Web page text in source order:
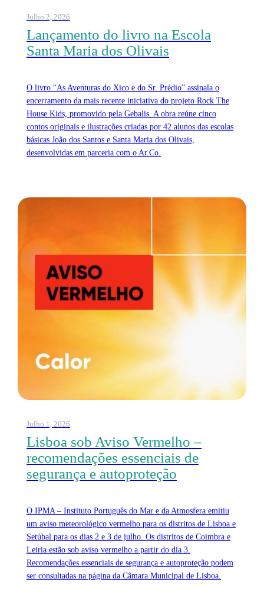
Julho 2, 2026
Lançamento do livro na Escola
Santa Maria dos Olivais
O livro “As Aventuras do Xico e do Sr. Prédio” assinala o
encerramento da mais recente iniciativa do projeto Rock The
House Kids, promovido pela Gebalis. A obra reúne cinco
contos originais e ilustrações criadas por 42 alunos das escolas
básicas João dos Santos e Santa Maria dos Olivais,
desenvolvidas em parceria com o Ar.Co.
Julho 1, 2026
Lisboa sob Aviso Vermelho –
recomendações essenciais de
segurança e autoproteção
O IPMA – Instituto Português do Mar e da Atmosfera emitiu
um aviso meteorológico vermelho para os distritos de Lisboa e
Setúbal para os dias 2 e 3 de julho. Os distritos de Coimbra e
Leiria estão sob aviso vermelho a partir do dia 3.
Recomendações essenciais de segurança e autoproteção podem
ser consultadas na página da Câmara Municipal de Lisboa.